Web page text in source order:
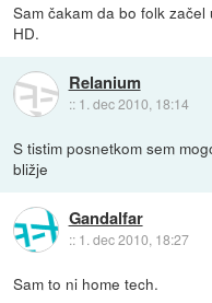
Sam čakam da bo folk
HD.
Relanium
:: 1. dec 2010, 18:14
S tistim posnetkom sem
bližje
Gandalfar
:: 1. dec 2010, 18:27
Sam to ni home tech.